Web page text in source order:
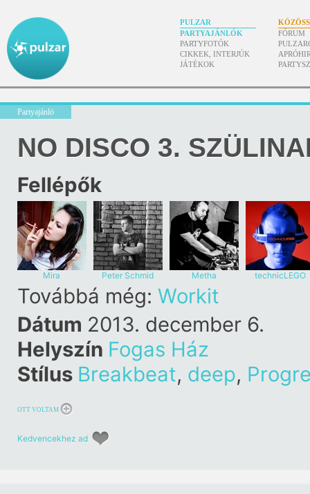
PULZAR
PARTYAJÁNLÓK
PARTYFOTÓK
CIKKEK, INTERJÚK
JÁTÉKOK
FÓRUM
Partyajánló
NO DISCO 3.
Fellépők
Mira Peter Schmid Metha technicLEGO
Továbbá még: Workit
Dátum 2013. december 6.
Helyszín Fogas Ház
Stílus Breakbeat, deep,
OTT VOLTAM
Kedvencekhez ad